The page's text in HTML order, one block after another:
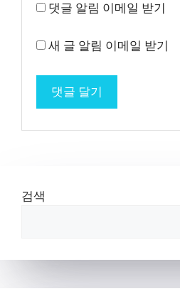
댓글 알림 이메일 받기
새 글 알림 이메일 받기
검색